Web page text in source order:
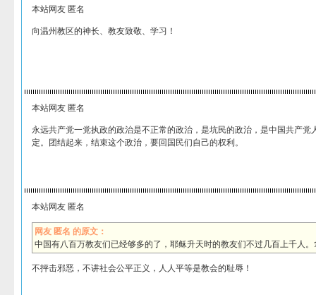
本站网友 匿名
向温州教区的神长、教友致敬、学习！
本站网友 匿名
永远共产党一党执政的政治是不正常的政治，是坑民的政治，是中国共产党
定。团结起来，结束这个政治，要回国民们自己的权利。
本站网友 匿名
网友 匿名 的原文：
中国有八百万教友们已经够多的了，耶稣升天时的教友们不过几百上千人
不抨击邪恶，不讲社会公平正义，人人平等是教会的耻辱！